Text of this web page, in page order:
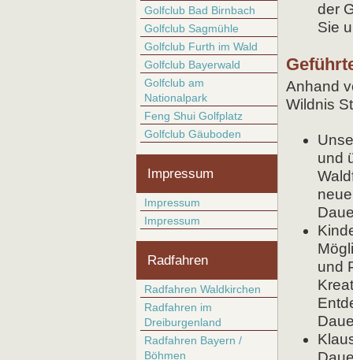
Golfclub Bad Birnbach
Golfclub Sagmühle
Golfclub Furth im Wald
Golfclub Bayerwald
Golfclub am
Nationalpark
Feng Shui Golfplatz
Golfclub Gäuboden
Impressum
Impressum
Impressum
Radfahren
Radfahren Waldkirchen
Radfahren im
Dreiburgenland
Radfahren Bayern /
Böhmen
der
Sie
Anhand
Wildnis
und
und